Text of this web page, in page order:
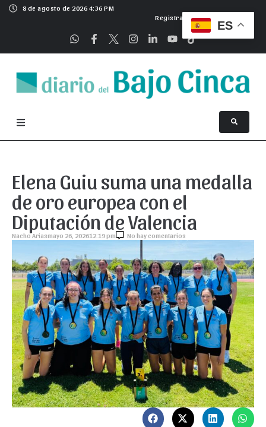
8 de agosto de 2026 4:36 PM
Registrarse
Elena Guiu suma una medalla
de oro europea con el
Diputación de Valencia
Nacho Ariasmayo 26, 202612:19 pm No hay comentarios
ES